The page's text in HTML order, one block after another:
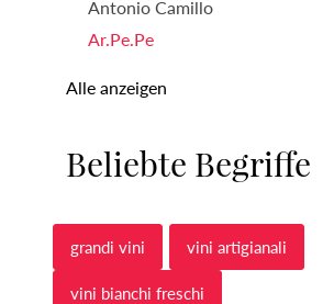
Antonio Camillo
Ar.Pe.Pe
Alle anzeigen
Beliebte Begriffe
grandi vini vini artigianali
vini bianchi freschi